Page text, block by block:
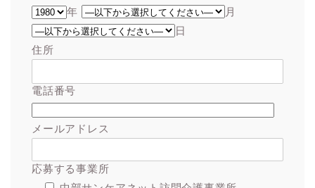
年
月
日
住所
電話番号
メールアドレス
応募する事業所